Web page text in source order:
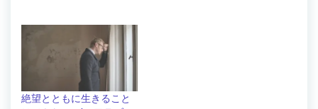
絶望とともに生きること